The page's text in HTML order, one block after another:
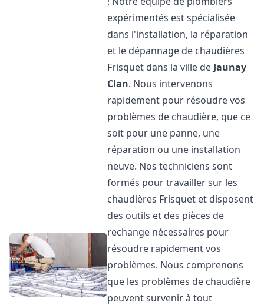
expérimentés est spécialisée
dans l'installation, la réparation
et le dépannage de chaudières
Frisquet dans la ville de Jaunay
Clan. Nous intervenons
rapidement pour résoudre vos
problèmes de chaudière, que ce
soit pour une panne, une
réparation ou une installation
neuve. Nos techniciens sont
formés pour travailler sur les
chaudières Frisquet et disposent
des outils et des pièces de
rechange nécessaires pour
résoudre rapidement vos
problèmes. Nous comprenons
que les problèmes de chaudière
peuvent survenir à tout